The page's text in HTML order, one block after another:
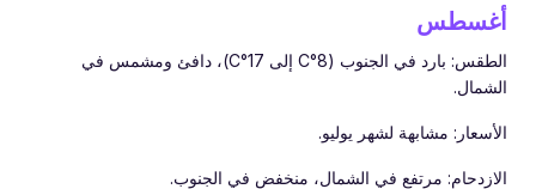
أغسطس
الطقس: بارد في الجنوب (8°C إلى 17°C)، دافئ ومشمس في
الشمال.
الأسعار: مشابهة لشهر يوليو.
الازدحام: مرتفع في الشمال، منخفض في الجنوب.